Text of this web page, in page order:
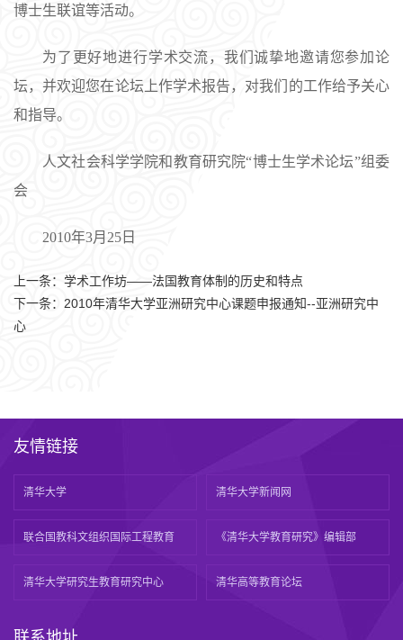
博士生联谊等活动。
为了更好地进行学术交流，我们诚挚地邀请您参加论
坛，并欢迎您在论坛上作学术报告，对我们的工作给予关心
和指导。
人文社会科学学院和教育研究院“博士生学术论坛”组委
会
2010年3月25日
上一条： 学术工作坊——法国教育体制的历史和特点
下一条： 2010年清华大学亚洲研究中心课题申报通知--亚洲研究中
心
友情链接
清华大学 清华大学新闻网
联合国教科文组织国际工程教育 《清华大学教育研究》编辑部
清华大学研究生教育研究中心 清华高等教育论坛